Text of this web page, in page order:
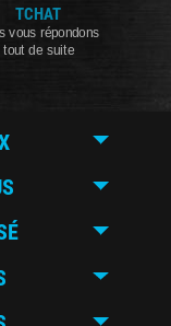
TCHAT
vous répondons
tout de suite